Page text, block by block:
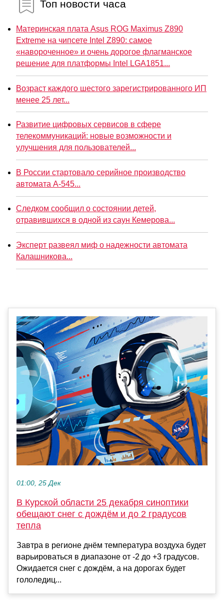
Топ новости часа
Материнская плата Asus ROG Maximus Z890
Extreme на чипсете Intel Z890: самое
«навороченное» и очень дорогое флагманское
решение для платформы Intel LGA1851...
Возраст каждого шестого зарегистрированного ИП
менее 25 лет...
Развитие цифровых сервисов в сфере
телекоммуникаций: новые возможности и
улучшения для пользователей...
В России стартовало серийное производство
автомата А-545...
Следком сообщил о состоянии детей,
отравившихся в одной из саун Кемерова...
Эксперт развеял миф о надежности автомата
Калашникова...
01:00, 25 Дек
В Курской области 25 декабря синоптики
обещают снег с дождём и до 2 градусов
тепла
Завтра в регионе днём температура воздуха будет
варьироваться в диапазоне от -2 до +3 градусов.
Ожидается снег с дождём, а на дорогах будет
гололедиц...